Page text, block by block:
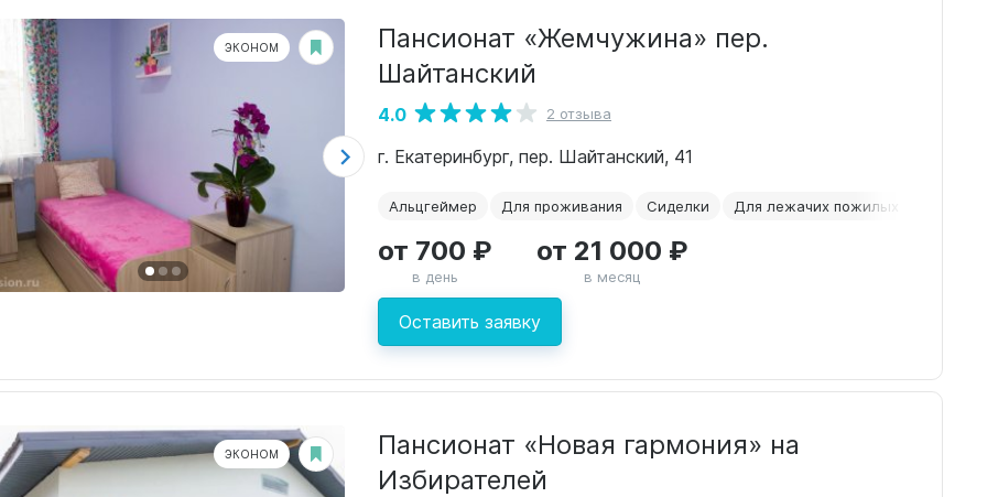
ЭКОНОМ
Пансионат «Жемчужина» пер.
Шайтанский
4.0 2 отзыва
г. Екатеринбург, пер. Шайтанский, 41
Альцгеймер Для проживания Сиделки Для лежачих пожилых
Оставить заявку
от 700 ₽
в день
от 21 000 ₽
в месяц
ЭКОНОМ
Пансионат «Новая гармония» на
Избирателей